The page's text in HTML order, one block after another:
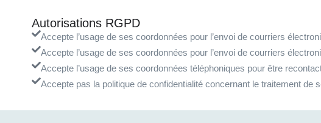
Autorisations RGPD
Accepte l’usage de ses coordonnées pour l’envoi de courriers
Accepte l’usage de ses coordonnées pour l’envoi de courriers
Accepte l’usage de ses coordonnées téléphoniques pour être
Accepte pas la politique de confidentialité concernant le traitement de